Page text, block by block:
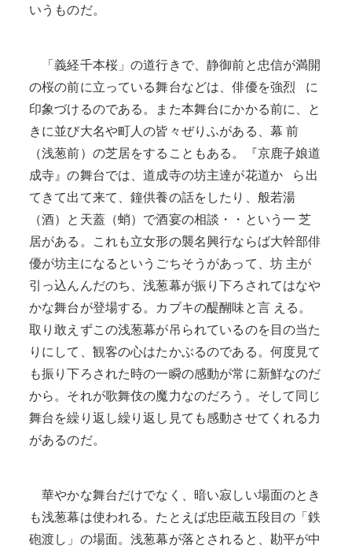
いうものだ。
「義経千本桜」の道行きで、静御前と忠信が満開
の桜の前に立っている舞台などは、俳優を強烈 に
印象づけるのである。また本舞台にかかる前に、と
きに並び大名や町人の皆々ぜりふがある、幕 前
（浅葱前）の芝居をすることもある。『京鹿子娘道
成寺』の舞台では、道成寺の坊主達が花道か ら出
てきて出て来て、鐘供養の話をしたり、般若湯
（酒）と天蓋（蛸）で酒宴の相談・・という一 芝
居がある。これも立女形の襲名興行ならば大幹部俳
優が坊主になるというごちそうがあって、坊 主が
引っ込んんだのち、浅葱幕が振り下ろされてはなや
かな舞台が登場する。カブキの醍醐味と言 える。
取り敢えずこの浅葱幕が吊られているのを目の当た
りにして、観客の心はたかぶるのである。何度見て
も振り下ろされた時の一瞬の感動が常に新鮮なのだ
から。それが歌舞伎の魔力なのだろう。そして同じ
舞台を繰り返し繰り返し見ても感動させてくれる力
があるのだ。
華やかな舞台だけでなく、暗い寂しい場面のとき
も浅葱幕は使われる。たとえば忠臣蔵五段目の「鉄
砲渡し」の場面。浅葱幕が落とされると、勘平が中